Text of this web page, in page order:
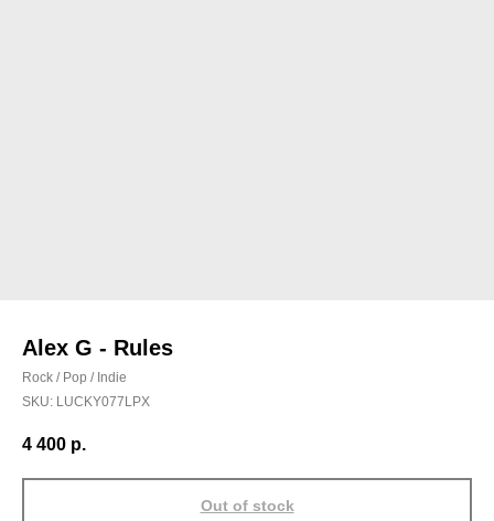
Alex G - Rules
Rock / Pop / Indie
SKU: LUCKY077LPX
4 400 р.
Out of stock